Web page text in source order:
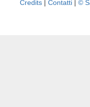
Credits | Contatti | ©